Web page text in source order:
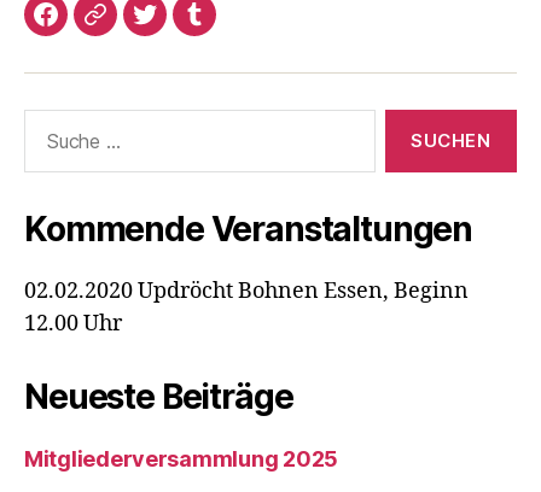
Facebook
Google+TwitterTumblr
nach:
Kommende Veranstaltungen
02.02.2020 Updröcht Bohnen Essen, Beginn
12.00 Uhr
Neueste Beiträge
Mitgliederversammlung 2025